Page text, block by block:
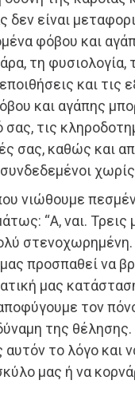
δεν είναι
φόβου και
τη φυσιολογία,
και
και αγάπης
τις
σας, καθώς και
νιώθουμε
“Α, ναι. Τρεις
προσπαθεί να
μας
τον
της
το λόγο και
μας ή να